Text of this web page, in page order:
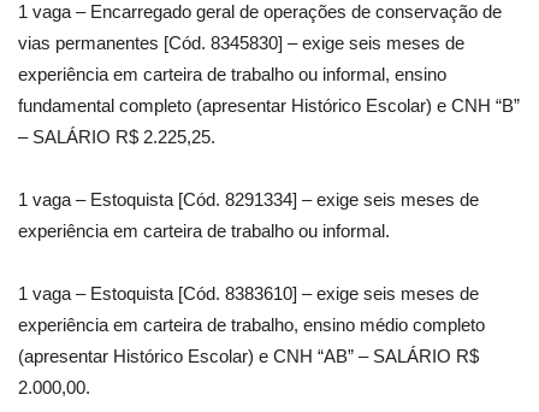
1 vaga – Encarregado geral de operações de conservação de
vias permanentes [Cód. 8345830] – exige seis meses de
experiência em carteira de trabalho ou informal, ensino
fundamental completo (apresentar Histórico Escolar) e CNH “B”
– SALÁRIO R$ 2.225,25.
1 vaga – Estoquista [Cód. 8291334] – exige seis meses de
experiência em carteira de trabalho ou informal.
1 vaga – Estoquista [Cód. 8383610] – exige seis meses de
experiência em carteira de trabalho, ensino médio completo
(apresentar Histórico Escolar) e CNH “AB” – SALÁRIO R$
2.000,00.